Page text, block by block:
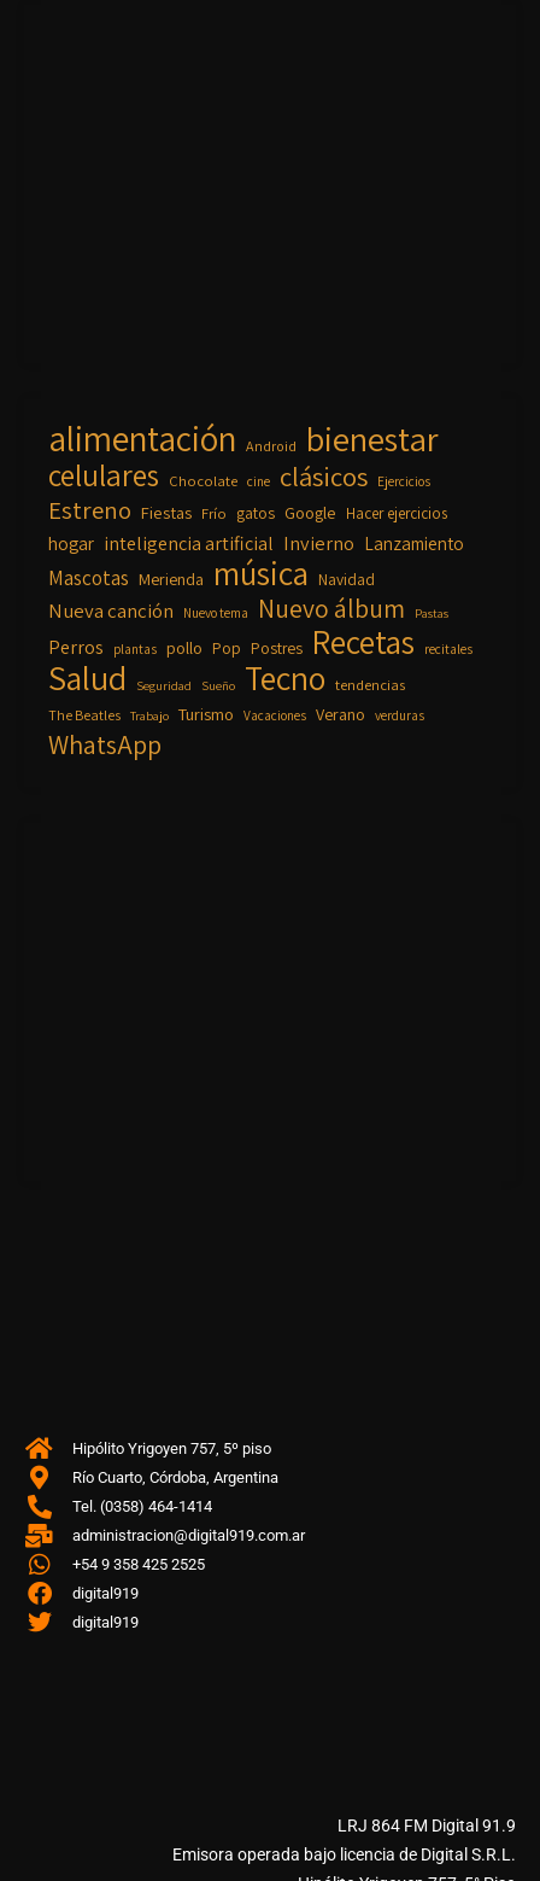
alimentación Android bienestar
celulares Chocolate cine clásicos Ejercicios
Estreno Fiestas Frío gatos Google Hacer ejercicios
hogar inteligencia artificial Invierno Lanzamiento
Mascotas Merienda música Navidad
Nueva canción Nuevo tema Nuevo álbum Pastas
Perros plantas pollo Pop Postres Recetas recitales
Salud Seguridad Sueño Tecno tendencias
The Beatles Trabajo Turismo Vacaciones Verano verduras
WhatsApp
Hipólito Yrigoyen 757, 5º piso
Río Cuarto, Córdoba, Argentina
Tel. (0358) 464-1414
administracion@digital919.com.ar
+54 9 358 425 2525
digital919
digital919
LRJ 864 FM Digital 91.9
Emisora operada bajo licencia de Digital S.R.L.